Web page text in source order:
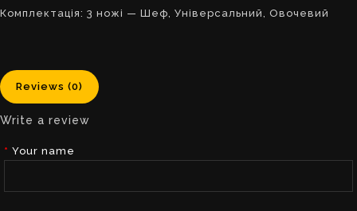
Комплектація: 3 ножі — Шеф, Універсальний, Овочевий
Reviews (0)
Write a review
Your name